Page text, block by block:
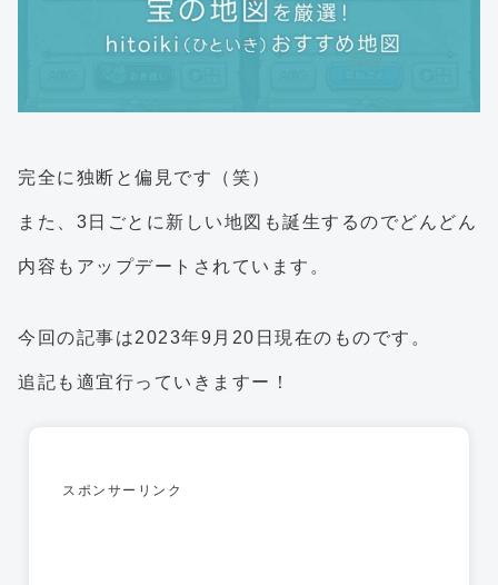
完全に独断と偏見です（笑）
また、3日ごとに新しい地図も誕生するのでどんどん
内容もアップデートされています。
今回の記事は2023年9月20日現在のものです。
追記も適宜行っていきますー！
スポンサーリンク